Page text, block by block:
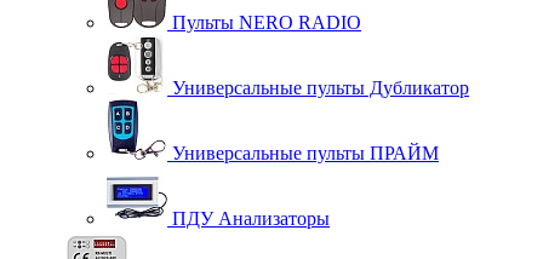
Пульты NERO RADIO
Универсальные пульты Дубликатор
Универсальные пульты ПРАЙМ
ПДУ Анализаторы